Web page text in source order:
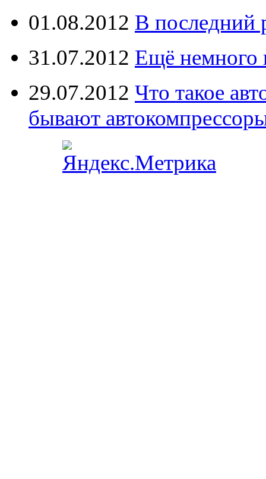
01.08.2012 В последний
31.07.2012 Ещё немного
29.07.2012 Что такое
бывают